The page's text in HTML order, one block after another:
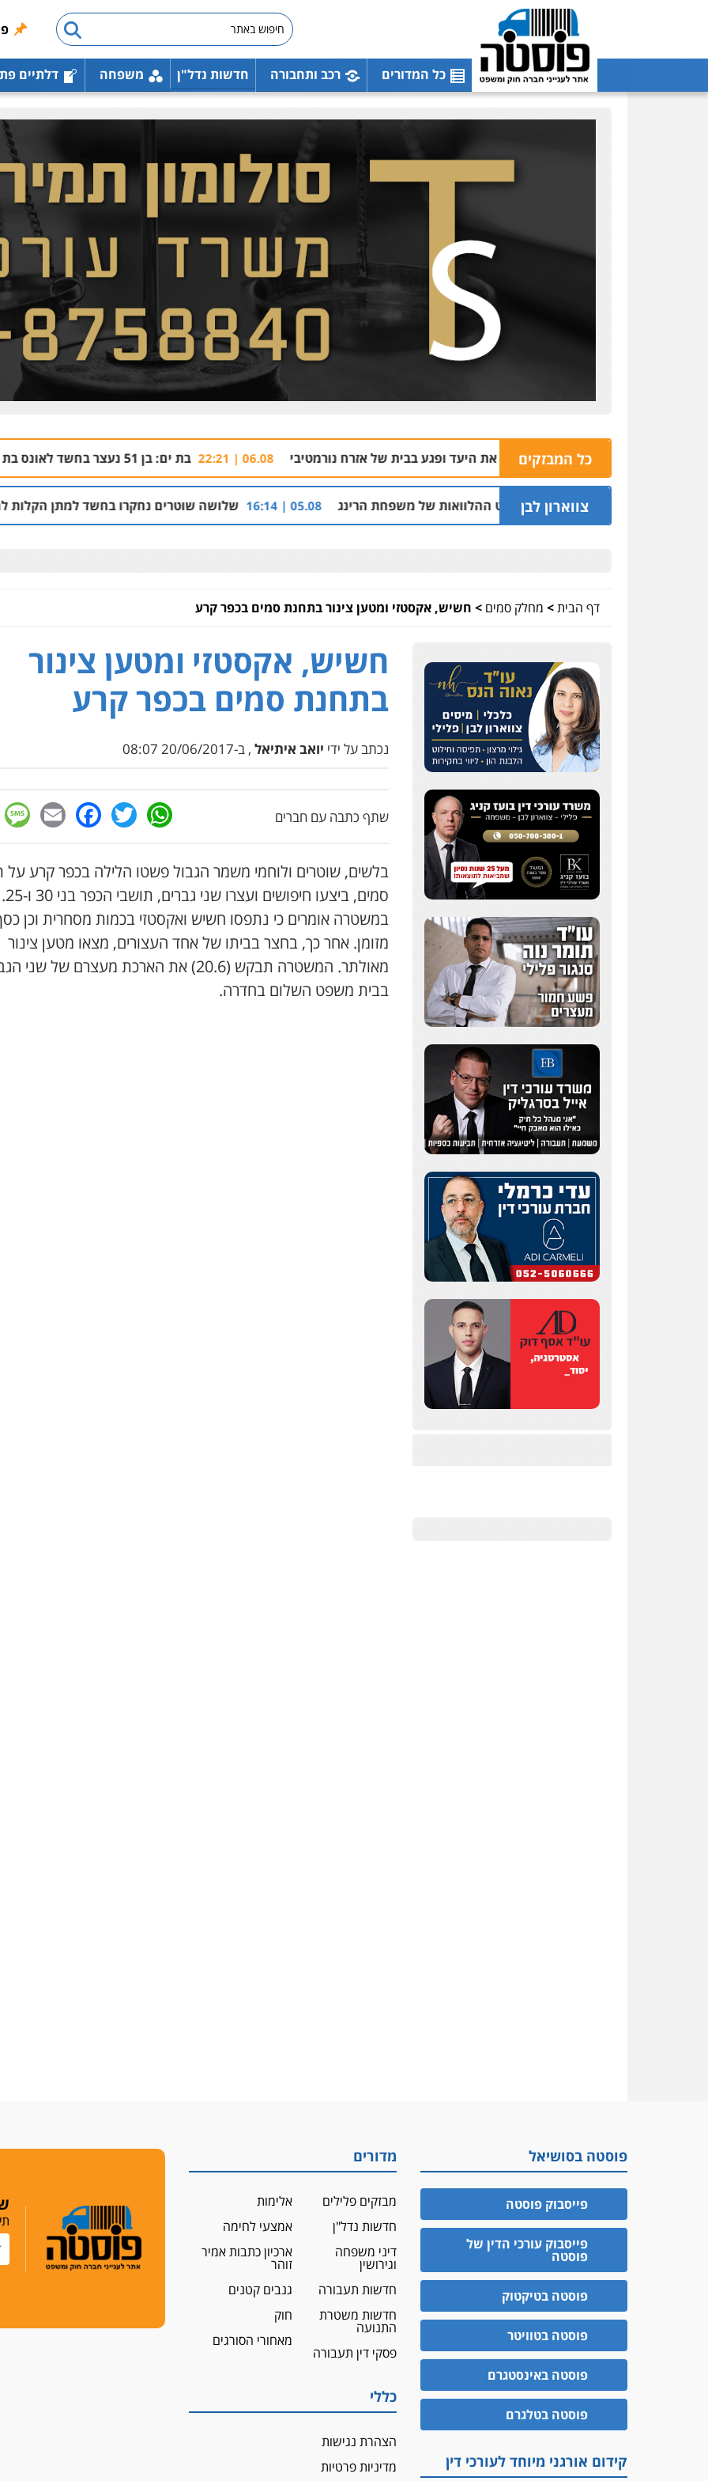
כל המדורים רכב ותחבורה חדשות נדל"ן משפחה דלתיים
כל המבזקים
רימון רסס בשוהם פספס את היעד ופגע בבית של אזרח נורמטיבי 06.08 | 22:21 בת ים: בן 51 נעצר בחשד לאונס בת 18 בבית מלון
צווארון לבן
לשעבר בחיפה וסינדיקאט ההלוואות של משפחת הרינג 05.08 | 16:14 שלושה שוטרים נחקרו בחשד למתן הקלות למועדון
דף הבית> מחלק סמים > חשיש, אקסטזי ומטען צינור בתחנת סמים בכפר קרע
חשיש, אקסטזי ומטען צינור
בתחנת סמים בכפר קרע
נכתב על ידי יואב איתיאל , ב-20/06/2017 08:07
שתף כתבה עם חברים WhatsApp
Twitter
בלשים, שוטרים ולוחמי משמר הגבול פשטו הלילה בכפר קרע
סמים, ביצעו חיפושים ועצרו שני גברים, תושבי הכפר בני 30 ו-25.
במשטרה אומרים כי נתפסו חשיש ואקסטזי בכמות מסחרית וכן
מזומן. אחר כך, בחצר בביתו של אחד העצורים, מצאו מטען צינור
מאולתר. המשטרה תבקש (20.6) את הארכת מעצרם של שני
בבית משפט השלום בחדרה.
פוסטה בסושיאל
פייסבוק פוסטה
פייסבוק עורכי הדין של
פוסטה
פוסטה בטיקטוק
פוסטה בטוויטר
פוסטה באינסטגרם
פוסטה בטלגרם
קידום אורגני מיוחד לעורכי דין
מדורים
מבזקים פלילים
חדשות נדל"ן
דיני משפחה
וגירושין
חדשות תעבורה
חדשות משטרת
התנועה
פסקי דין תעבורה
אלימות
אמצעי לחימה
ארכיון כתבות אמיר
זוהר
גנבים קטנים
חוק
מאחורי הסורגים
כללי
הצהרת נגישות
מדיניות פרטיות